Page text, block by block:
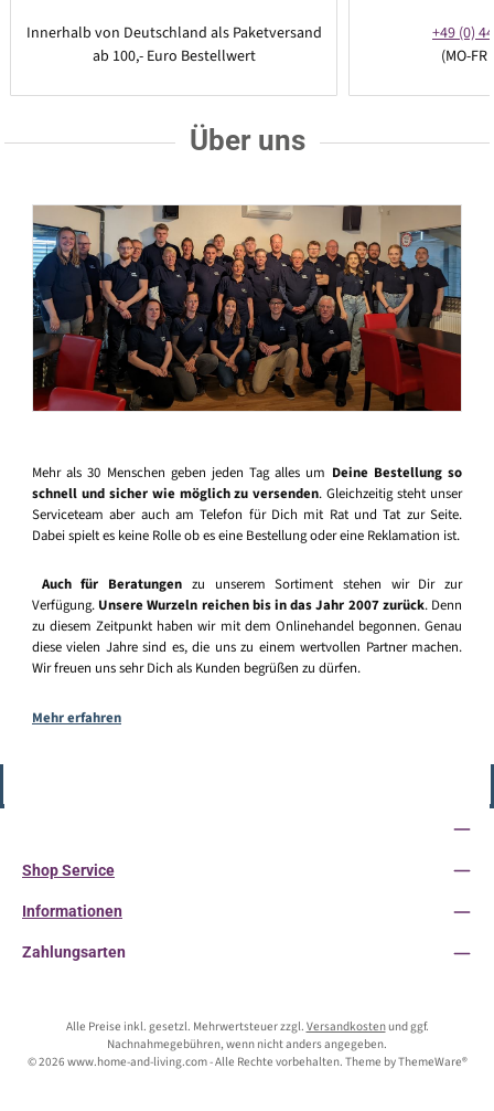
Innerhalb von Deutschland als Paketversand
ab 100,- Euro Bestellwert
+49 (0)
(MO-
Über uns
Mehr als 30 Menschen geben jeden Tag alles um Deine Bestellung so
schnell und sicher wie möglich zu versenden. Gleichzeitig steht unser
Serviceteam aber auch am Telefon für Dich mit Rat und Tat zur Seite.
Dabei spielt es keine Rolle ob es eine Bestellung oder eine Reklamation ist.
Auch für Beratungen zu unserem Sortiment stehen wir Dir zur
Verfügung. Unsere Wurzeln reichen bis in das Jahr 2007 zurück. Denn
zu diesem Zeitpunkt haben wir mit dem Onlinehandel begonnen. Genau
diese vielen Jahre sind es, die uns zu einem wertvollen Partner machen.
Wir freuen uns sehr Dich als Kunden begrüßen zu dürfen.
Mehr erfahren
Shop Service
Informationen
Zahlungsarten
Alle Preise inkl. gesetzl. Mehrwertsteuer zzgl. Versandkostenund ggf.
Nachnahmegebühren, wenn nicht anders angegeben.
© 2026 www.home-and-living.com - Alle Rechte vorbehalten. Theme byThemeWare®